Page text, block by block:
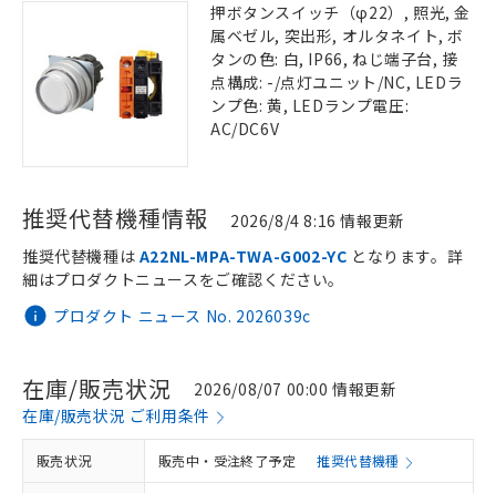
押ボタンスイッチ（φ22）, 照光, 金
属ベゼル, 突出形, オルタネイト, ボ
タンの色: 白, IP66, ねじ端子台, 接
点構成: -/点灯ユニット/NC, LEDラ
ンプ色: 黄, LEDランプ電圧:
AC/DC6V
推奨代替機種情報 2026/8/4 8:16 情報更新
プロダクト ニュース No. 2026039c
推奨代替機種は A22NL-MPA-TWA-G002-YC となります。詳
細はプロダクトニュースをご確認ください。
在庫/販売状況
2026/08/07 00:00 情報更新
在庫/販売状況 ご利用条件
販売状況 販売中・受注終了予定 推奨代替機種